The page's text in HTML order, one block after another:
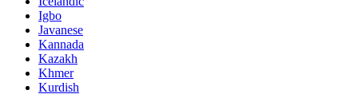
Igbo
Javanese
Kannada
Kazakh
Khmer
Kurdish